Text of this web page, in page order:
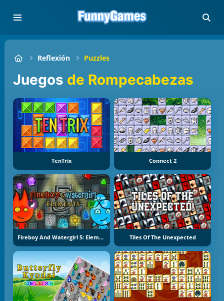
Reflexión Puzzles
Juegos de Rompecabezas
TenTrix Connect 2
Fireboy And Watergirl 5: Elements Tiles Of The Unexpected